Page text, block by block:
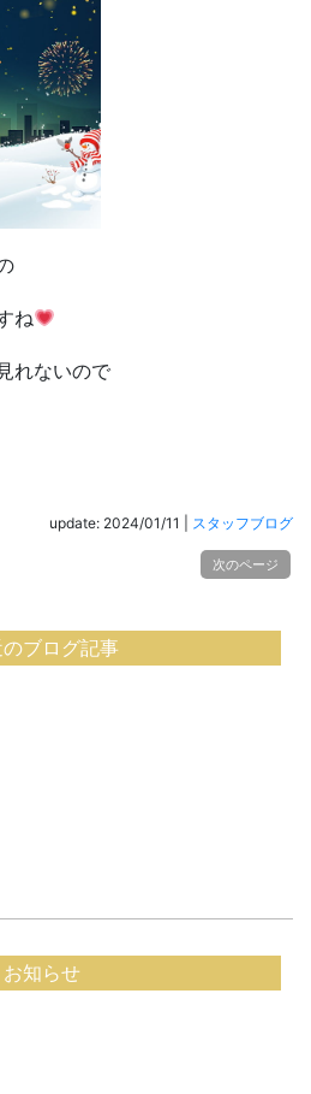
ね
れないので
update: 2024/01/11 スタッフブログ
次のページ
ブログ記事
お知らせ